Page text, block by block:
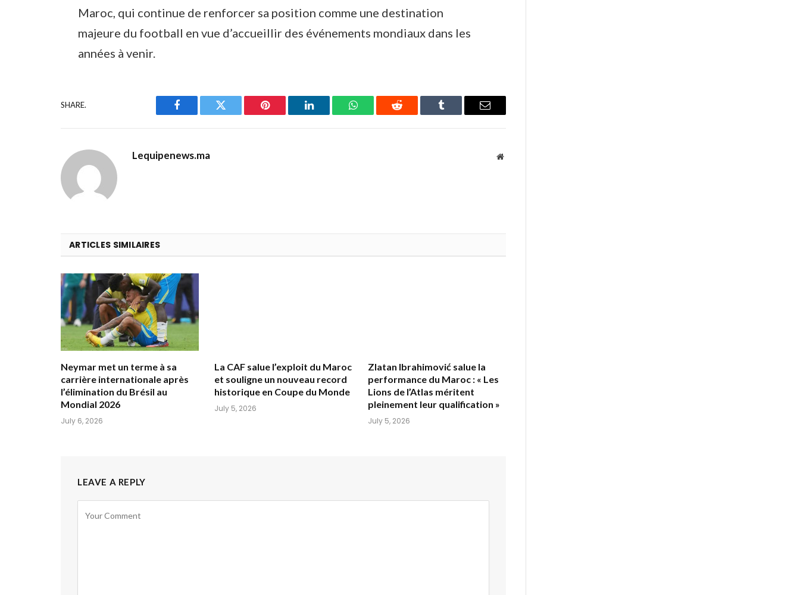
Maroc, qui continue de renforcer sa position comme une destination
majeure du football en vue d’accueillir des événements mondiaux dans les
années à venir.
SHARE.
Facebook Twitter Pinterest LinkedIn WhatsAppReddit Tumblr Email
Lequipenews.ma Website
ARTICLES SIMILAIRES
Neymar met un terme à sa
carrière internationale après
l’élimination du Brésil au
Mondial 2026
July 6, 2026
La CAF salue l’exploit du Maroc
et souligne un nouveau record
historique en Coupe du Monde
July 5, 2026
Zlatan Ibrahimović salue la
performance du Maroc : « Les
Lions de l’Atlas méritent
pleinement leur qualification »
July 5, 2026
LEAVE A REPLY